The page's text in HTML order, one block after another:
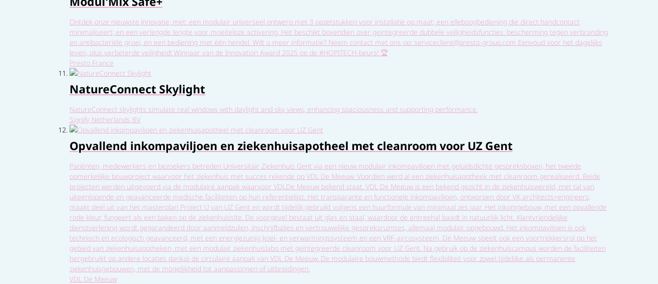
Ontdek onze nieuwste innovatie, met: een modulair universeel ontwerp met 3 opzetstukken voor installatie op maat; een elleboogbediening die direct handcontact
minimaliseert; en een verlengde lengte voor moeiteloze activering. Het beschikt bovendien over geïntegreerde dubbele veiligheidsfuncties: bescherming tegen verbranding
en antibacteriële groei, en een bediening met één hendel. Wilt u meer informatie? Neem contact met ons op: serviceclient@presto-group.com Eenvoud voor het dagelijks
leven, plus verbeterde veiligheid! Winnaar van de Innovation Award 2025 op de #HOPITECH-beurs! 🏆
Presto France
NatureConnect Skylight
NatureConnect skylights simulate real windows with daylight and sky views, enhancing spaciousness and supporting performance.
Signify Netherlands BV
Opvallend inkompaviljoen en ziekenhuisapotheel met cleanroom voor UZ Gent
Patiënten, medewerkers en bezoekers betreden Universitair Ziekenhuis Gent via een nieuw modulair inkompaviljoen met geluidsdichte gespreksboxen, het tweede
opmerkelijke bouwproject waarvoor het ziekenhuis met succes rekende op VDL De Meeuw. Voordien werd al een ziekenhuisapotheek met cleanroom gerealiseerd. Beide
projecten werden uitgevoerd via de modulaire aanpak waarvoor VDLDe Meeuw bekend staat. VDL De Meeuw is een bekend gezicht in de ziekenhuiswereld, met tal van
uiteenlopende en geavanceerde medische faciliteiten op hun referentielijst. Het transparante en functionele inkompaviljoen, ontworpen door VK architects+engineers,
maakt deel uit van het masterplan Project U van UZ Gent en wordt tijdelijk gebruikt volgens een huurformule van minimaal zes jaar. Het inkomgebouw, met een opvallende
rode kleur, fungeert als een baken op de ziekenhuissite. De voorgevel bestaat uit glas en staal, waardoor de entreehal baadt in natuurlijk licht. Klantvriendelijke
dienstverlening wordt gegarandeerd door aanmeldzuilen, inschrijfbalies en vertrouwelijke gespreksruimtes, allemaal modulair opgebouwd. Het inkompaviljoen is ook
technisch en ecologisch geavanceerd, met een energiezuinig koel- en verwarmingssysteem en een VRF-aircosysteem. De Meeuw speelt ook een voortrekkersrol op het
gebied van ziekenhuisapotheken, met een modulair ziekenhuislabo met geïntegreerde cleanroom voor UZ Gent. Na gebruik op de ziekenhuiscampus worden de faciliteiten
hergebruikt op andere locaties dankzij de circulaire aanpak van VDL De Meeuw. De modulaire bouwmethode biedt flexibiliteit voor zowel tijdelijke als permanente
ziekenhuisgebouwen, met de mogelijkheid tot aanpassingen of uitbreidingen.
VDL De Meeuw